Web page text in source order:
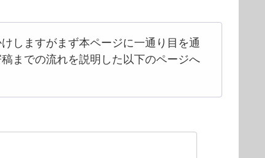
しますがまず本ページに一通り目を通
までの流れを説明した以下のページへ